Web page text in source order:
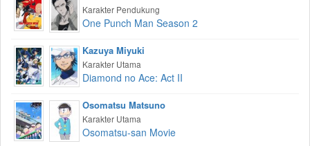
Karakter Pendukung
One Punch Man Season 2
Kazuya Miyuki
Karakter Utama
Diamond no Ace: Act II
Osomatsu Matsuno
Karakter Utama
Osomatsu-san Movie